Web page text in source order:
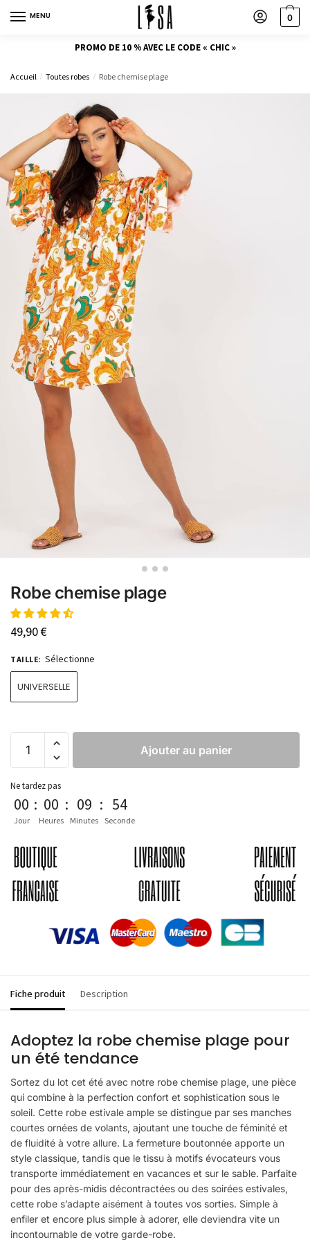
MENU 0
PROMO DE 10 % AVEC LE CODE « CHIC »
Accueil / Toutes robes / Robe chemise plage
Robe chemise plage
49,90€
TAILLE: Sélectionne
UNIVERSELLE
Ajouter au panier
Ne tardez pas
00
Jour
: 00
Heures
: 09
Minutes
: 54
Seconde
Fiche produit Description
Adoptez la robe chemise plage pour
un été tendance
Sortez du lot cet été avec notre robe chemise plage, une pièce
qui combine à la perfection confort et sophistication sous le
soleil. Cette robe estivale ample se distingue par ses manches
courtes ornées de volants, ajoutant une touche de féminité et
de fluidité à votre allure. La fermeture boutonnée apporte un
style classique, tandis que le tissu à motifs évocateurs vous
transporte immédiatement en vacances et sur le sable. Parfaite
pour des après-midis décontractées ou des soirées estivales,
cette robe s’adapte aisément à toutes vos sorties. Simple à
enfiler et encore plus simple à adorer, elle deviendra vite un
incontournable de votre garde-robe.